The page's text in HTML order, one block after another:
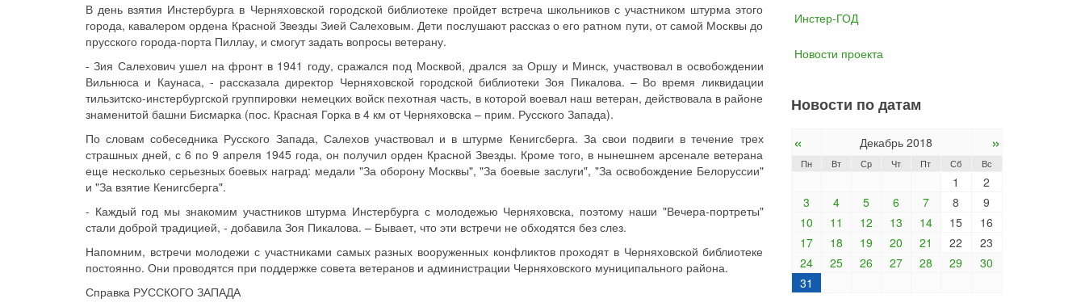
В день взятия Инстербурга в Черняховской городской библиотеке пройдет встреча школьников с участником штурма этого
города, кавалером ордена Красной Звезды Зией Салеховым. Дети послушают рассказ о его ратном пути, от самой Москвы до
прусского города-порта Пиллау, и смогут задать вопросы ветерану.
- Зия Салехович ушел на фронт в 1941 году, сражался под Москвой, дрался за Оршу и Минск, участвовал в освобождении
Вильнюса и Каунаса, - рассказала директор Черняховской городской библиотеки Зоя Пикалова. – Во время ликвидации
тильзитско-инстербургской группировки немецких войск пехотная часть, в которой воевал наш ветеран, действовала в районе
знаменитой башни Бисмарка (пос. Красная Горка в 4 км от Черняховска – прим. Русского Запада).
По словам собеседника Русского Запада, Салехов участвовал и в штурме Кенигсберга. За свои подвиги в течение трех
страшных дней, с 6 по 9 апреля 1945 года, он получил орден Красной Звезды. Кроме того, в нынешнем арсенале ветерана
еще несколько серьезных боевых наград: медали "За оборону Москвы", "За боевые заслуги", "За освобождение Белоруссии"
и "За взятие Кенигсберга".
- Каждый год мы знакомим участников штурма Инстербурга с молодежью Черняховска, поэтому наши "Вечера-портреты"
стали доброй традицией, - добавила Зоя Пикалова. – Бывает, что эти встречи не обходятся без слез.
Напомним, встречи молодежи с участниками самых разных вооруженных конфликтов проходят в Черняховской библиотеке
постоянно. Они проводятся при поддержке совета ветеранов и администрации Черняховского муниципального района.
Справка РУССКОГО ЗАПАДА
Инстер-ГОД
Новости проекта
Новости по датам
« Декабрь 2018 »
Пн Вт Ср Чт Пт Сб Вс
1
2
3
4 5 6 7 8
9
10
11 12 13 14 15
16
17
18 19 20 21 22
23
24
25 26 27 28 29
30
31